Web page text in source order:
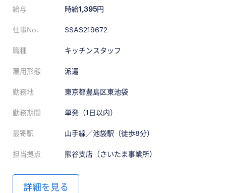
給与 時給1,395円
仕事No. SSAS219672
職種 キッチンスタッフ
雇用形態 派遣
勤務地 東京都豊島区東池袋
勤務期間 単発（1日以内）
最寄駅 山手線／池袋駅（徒歩8分）
担当拠点 熊谷支店（さいたま事業所）
詳細を見る